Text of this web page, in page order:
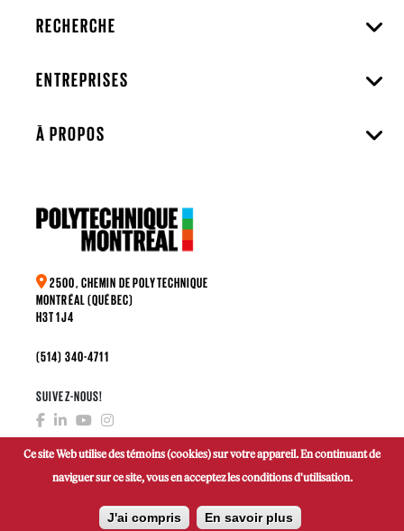
RECHERCHE
ENTREPRISES
À PROPOS
2500, CHEMIN DE POLYTECHNIQUE
MONTRÉAL (QUÉBEC)
H3T 1J4
(514) 340-4711
SUIVEZ-NOUS!
FAIRE UN DON
Ce site Web utilise des témoins (cookies) sur votre appareil. En continuant de
naviguer sur ce site, vous en acceptez les conditions d'utilisation.
J'ai compris En savoir plus